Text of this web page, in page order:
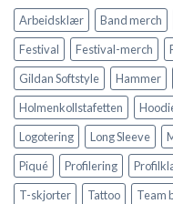
Arbeidsklær Band merch
Festival
Festival-merch
Gildan Softstyle
Hammer
Holmenkollstafetten
Logotering
Long Sleeve
Piqué
Profilering
T-skjorter
Tattoo Team